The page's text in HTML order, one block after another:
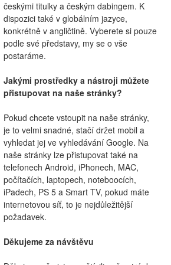
českými titulky a českým dabingem. K
dispozici také v globálním jazyce,
konkrétně v angličtině. Vyberete si pouze
podle své představy, my se o vše
postaráme.
Jakými prostředky a nástroji můžete
přistupovat na naše stránky?
Pokud chcete vstoupit na naše stránky,
je to velmi snadné, stačí držet mobil a
vyhledat jej ve vyhledávání Google. Na
naše stránky lze přistupovat také na
telefonech Android, iPhonech, MAC,
počítačích, laptopech, noteboocích,
iPadech, PS 5 a Smart TV, pokud máte
internetovou síť, to je nejdůležitější
požadavek.
Děkujeme za návštěvu